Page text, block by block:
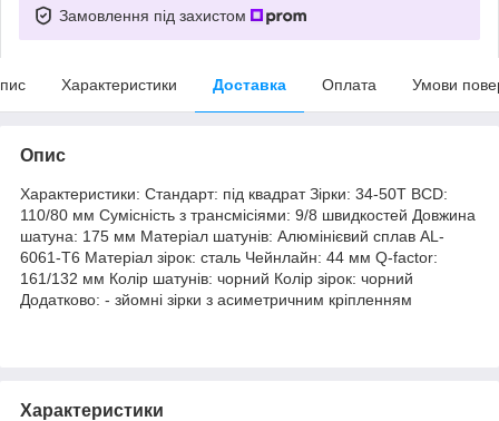
Замовлення під захистом
Характеристики Доставка Оплата Умови
Опис
Характеристики: Стандарт: під квадрат Зірки: 34-50T BCD:
110/80 мм Сумісність з трансмісіями: 9/8 швидкостей Довжина
шатуна: 175 мм Матеріал шатунів: Алюмінієвий сплав AL-
6061-T6 Матеріал зірок: сталь Чейнлайн: 44 мм Q-factor:
161/132 мм Колір шатунів: чорний Колір зірок: чорний
Додатково: - зйомні зірки з асиметричним кріпленням
Характеристики